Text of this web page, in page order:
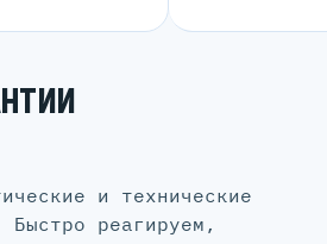
и технические
реагируем,